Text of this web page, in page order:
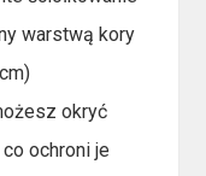
warstwą kory
okryć
ochroni je